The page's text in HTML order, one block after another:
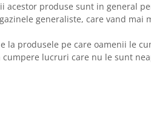
produse sunt in general
generaliste, care vand mai
la produsele pe care oamenii le
lucruri care nu le sunt